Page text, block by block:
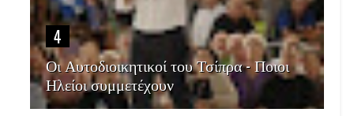
4
Οι Αυτοδιοικητικοί του Τσίπρα - Ποιοι
Ηλείοι συμμετέχουν